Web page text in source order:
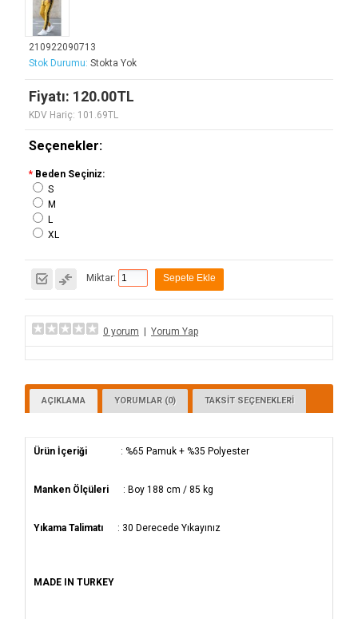
210922090713
Stok Durumu: Stokta Yok
Fiyatı: 120.00TL
KDV Hariç: 101.69TL
Seçenekler:
* Beden Seçiniz:
S
M
L
XL
Miktar:
0 yorum Yorum Yap
AÇIKLAMA YORUMLAR (0) TAKSIT SEÇENEKLERI
Ürün İçeriği : %65 Pamuk + %35 Polyester
Manken Ölçüleri : Boy 188 cm / 85 kg
Yıkama Talimatı : 30 Derecede Yıkayınız
MADE IN TURKEY